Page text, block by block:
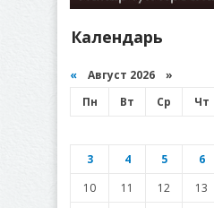
Календарь
« Август 2026 »
Пн
Вт Ср Чт
3
4 5 6
10
11 12 13